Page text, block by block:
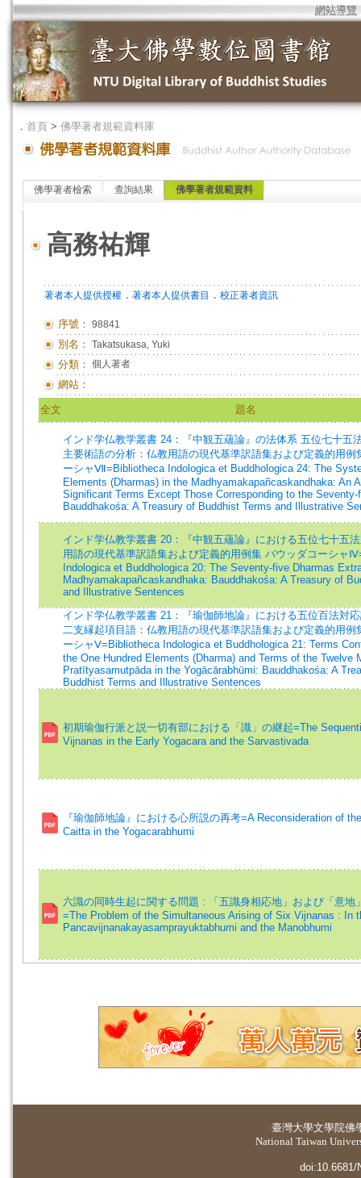
網站導覽
． 首頁 > 佛學著者規範資料庫
佛學著者檢索 查詢結果 佛學著者規範資料
高務祐輝
著者本人提供授權 ． 著者本人提供書目 ． 校正著者資訊
序號： 98841
別名： Takatsukasa, Yuki
分類： 個人著者
網站：
全文 題名
インド学仏教学叢書 24：『中観五蘊論』の法体系 五位七十五
主要術語の分析：仏教用語の現代基準訳語集および定義的用例
ーシャⅦ=Bibliotheca Indologica et Buddhologica 24: The
Elements (Dharmas) in the Madhyamakapañcaskandhaka: An
Significant Terms Except Those Corresponding to the
Bauddhakośa: A Treasury of Buddhist Terms and Illustrative
インド学仏教学叢書 20：『中観五蘊論』における五位七十五
用語の現代基準訳語集および定義的用例集 バウッダコーシャ
Indologica et Buddhologica 20: The Seventy-five Dharmas
Madhyamakapañcaskandhaka: Bauddhakośa: A Treasury of
and Illustrative Sentences
インド学仏教学叢書 21：『瑜伽師地論』における五位百法対
二支縁起項目語：仏教用語の現代基準訳語集および定義的用例
ーシャⅤ=Bibliotheca Indologica et Buddhologica 21: Terms
the One Hundred Elements (Dharma) and Terms of the Twelve
Pratītyasamutpāda in the Yogācārabhūmi: Bauddhakośa: A
Buddhist Terms and Illustrative Sentences
初期瑜伽行派と説一切有部における「識」の継起=The
Vijnanas in the Early Yogacara and the Sarvastivada
『瑜伽師地論』における心所説の再考=A Reconsideration of
Caitta in the Yogacarabhumi
六識の同時生起に関する問題 : 「五識身相応地」および「意地
=The Problem of the Simultaneous Arising of Six Vijnanas : In
Pancavijnanakayasamprayuktabhumi and the Manobhumi
臺灣大學文學院佛
National Taiwan
doi:10.6681/